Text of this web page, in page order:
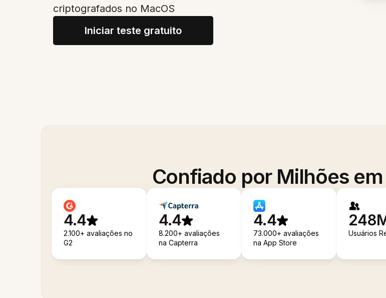
criptografados no MacOS
Iniciar teste gratuito
Confiado por Milhões
4.4
2.100+ avaliações no
G2
4.4
8.200+ avaliações
na Capterra
4.4
73.000+ avaliações
na App Store
Usuários